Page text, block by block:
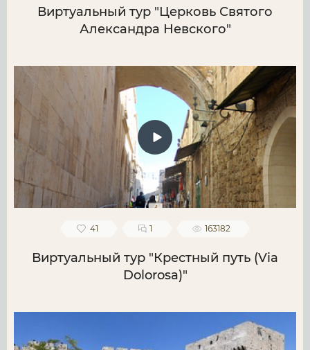
Виртуальный тур "Церковь Святого
Александра Невского"
41 1 163182
Виртуальный тур "Крестный путь (Via
Dolorosa)"